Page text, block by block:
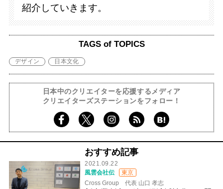
紹介していきます。
TAGS of TOPICS
デザイン 日本文化
日本中のクリエイターを応援するメディア
クリエイターズステーションをフォロー！
おすすめ記事
2021.09.22
風雲会社伝
東京
Cross Group 代表 山口 孝志